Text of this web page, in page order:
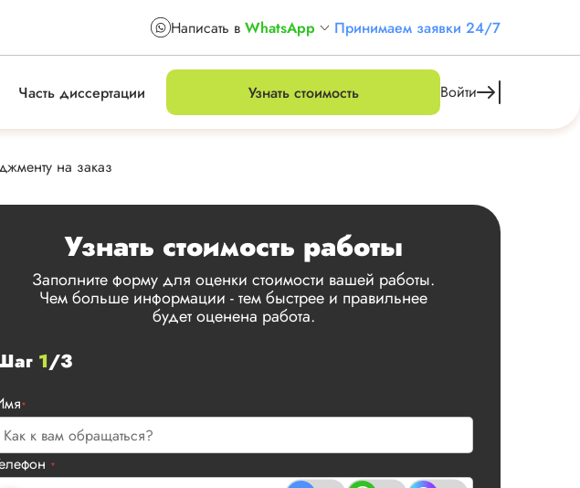
Написать в WhatsApp Принимаем заявки 24/7
Часть диссертации Узнать стоимость Войти
на заказ
Узнать стоимость работы
Заполните форму для оценки стоимости вашей работы.
Чем больше информации - тем быстрее и правильнее
будет оценена работа.
1/3
*
*